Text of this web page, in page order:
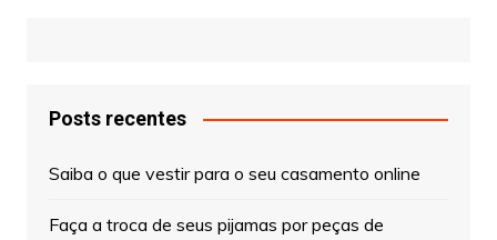
Posts recentes
Saiba o que vestir para o seu casamento online
Faça a troca de seus pijamas por peças de